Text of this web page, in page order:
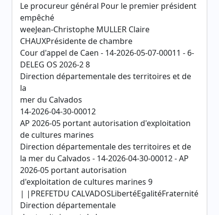
Le procureur général Pour le premier président
empêché
weeJean-Christophe MULLER Claire
CHAUXPrésidente de chambre
Cour d'appel de Caen - 14-2026-05-07-00011 - 6-
DELEG OS 2026-2 8
Direction départementale des territoires et de
la
mer du Calvados
14-2026-04-30-00012
AP 2026-05 portant autorisation d'exploitation
de cultures marines
Direction départementale des territoires et de
la mer du Calvados - 14-2026-04-30-00012 - AP
2026-05 portant autorisation
d'exploitation de cultures marines 9
| |PREFETDU CALVADOSLibertéEgalitéFraternité
Direction départementale